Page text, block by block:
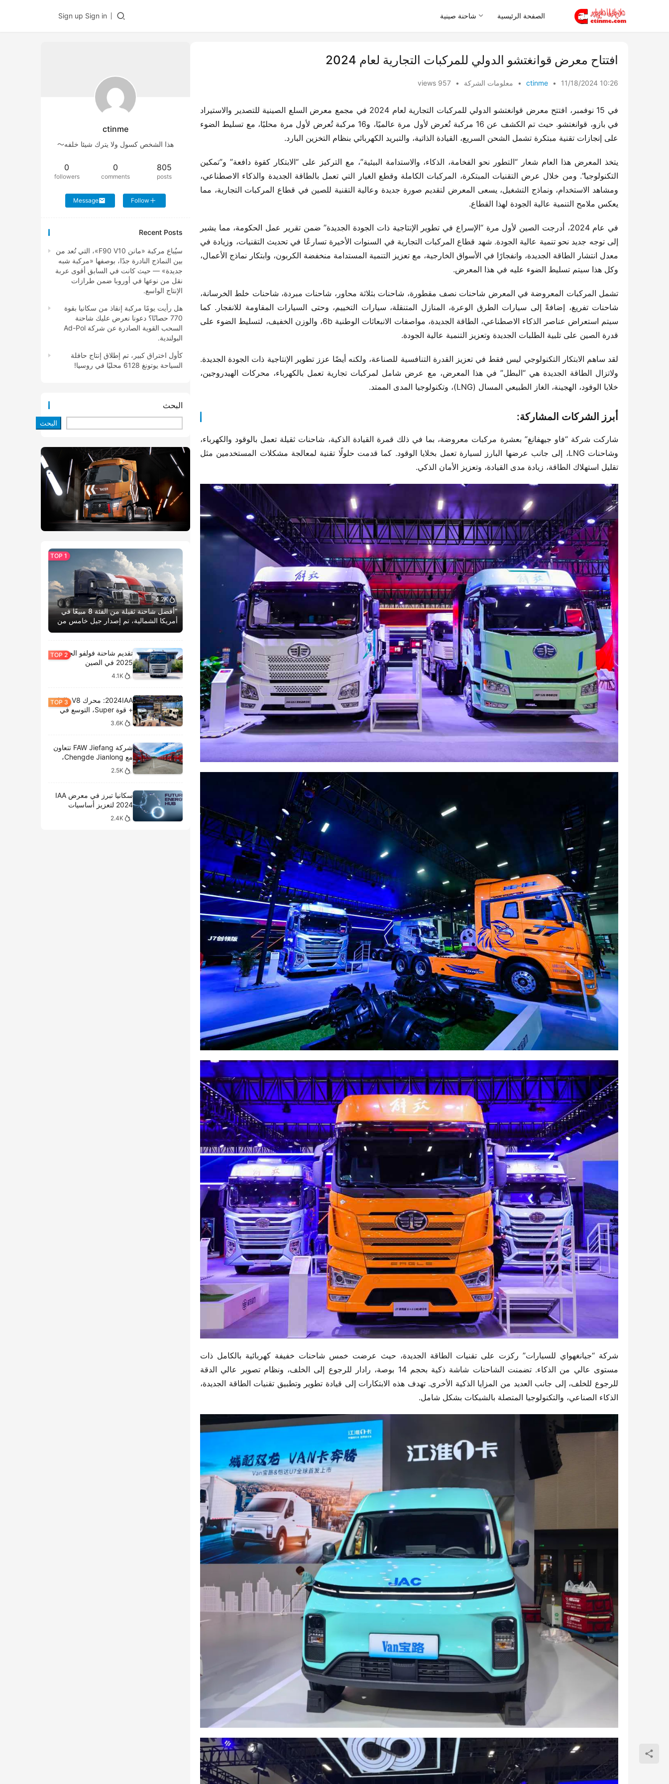
الصفحة الرئيسية شاحنة صينية Sign in
Sign up
افتتاح معرض قوانغتشو الدولي للمركبات التجارية لعام 2024
ctinme • 11/18/2024 10:26
• معلومات الشركة •
957 views
على إنجازات تقنية مبتكرة تشمل الشحن السريع، القيادة الذاتية، والتبريد الكهربائي بنظام التخزين البارد.
يعكس ملامح التنمية عالية الجودة لهذا القطاع.
وكل هذا سيتم تسليط الضوء عليه في هذا المعرض.
قدرة الصين على تلبية الطلبات الجديدة وتعزيز التنمية عالية الجودة.
خلايا الوقود، الهجينة، الغاز الطبيعي المسال (LNG)، وتكنولوجيا المدى الممتد.
أبرز الشركات المشاركة:
تقليل استهلاك الطاقة، زيادة مدى القيادة، وتعزيز الأمان الذكي.
الذكاء الصناعي، والتكنولوجيا المتصلة بالشبكات بشكل شامل.
ctinme
هذا الشخص كسول ولا يترك شيئا خلفه～
805
posts
0
comments
0
followers
Follow
Message
Recent Posts
سيُباع مركبة «مانن F90 V10»، التي تُعد من
بين النماذج النادرة جدًا، بوصفها «مركبة شبه
جديدة» — حيث كانت في السابق أقوى عربة
نقل من نوعها في أوروبا ضمن طرازات
الإنتاج الواسع.
هل رأيت يومًا مركبة إنقاذ من سكانيا بقوة
770 حصانًا؟ دعونا نعرض عليك شاحنة
السحب القوية الصادرة عن شركة Ad-Pol
البولندية.
كأول اختراق كبير، تم إطلاق إنتاج حافلة
السياحة يوتونغ 6128 محليًا في روسيا!
البحث
البحث
4.2K
“أفضل شاحنة ثقيلة من الفئة 8 مبيعًا في
أمريكا الشمالية، تم إصدار جيل خامس من
تقديم شاحنة فولفو الجديدة
2025 في الصين
4.1K
2024IAA: محرك V8، الغاز
+ قوة Super، التوسع في
الطرازات الكهربائية،
وتحليل المعروضات الداخلية
3.6K
شركة FAW Jiefang تتعاون
مع Chengde Jianlong،
وتكشف النقاب عن تسليم
2.5K
سكانيا تبرز في معرض IAA
2024 لتعزيز أساسيات
النقل المستدام
2.4K